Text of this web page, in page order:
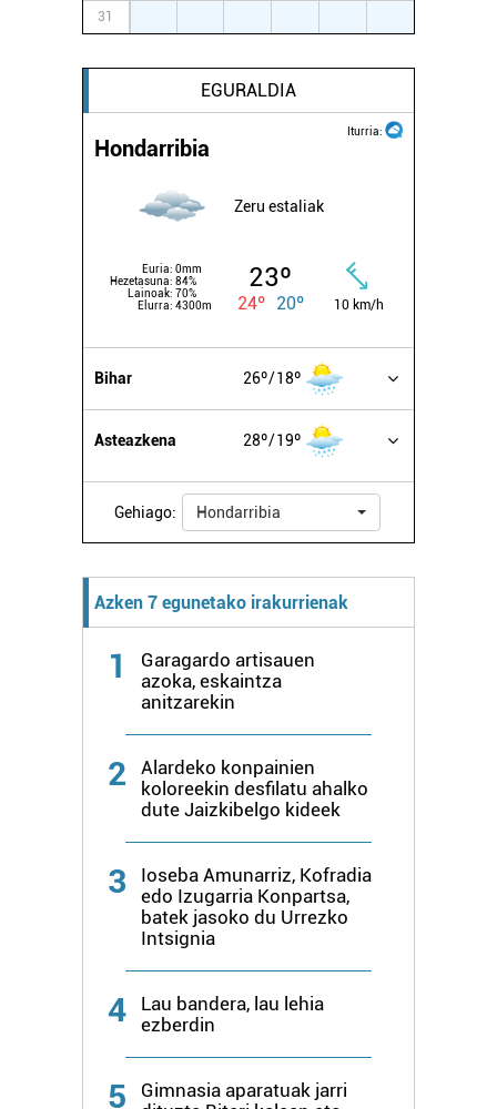
31
EGURALDIA
Iturria:
Hondarribia
Zeru estaliak
Euria: 0mm
Hezetasuna: 84%
Lainoak: 70%
Elurra: 4300m
23º
24º 20º 10 km/h
Bihar 26º 18º
Asteazkena 28º 19º
Gehiago: Hondarribia
Azken 7 egunetako irakurrienak
1
Garagardo artisauen
azoka, eskaintza
anitzarekin
2
Alardeko konpainien
koloreekin desfilatu ahalko
dute Jaizkibelgo kideek
3
Ioseba Amunarriz, Kofradia
edo Izugarria Konpartsa,
batek jasoko du Urrezko
Intsignia
4
Lau bandera, lau lehia
ezberdin
5
Gimnasia aparatuak jarri